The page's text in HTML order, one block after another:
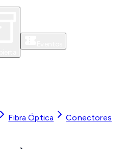
Fibra Óptica Conectores